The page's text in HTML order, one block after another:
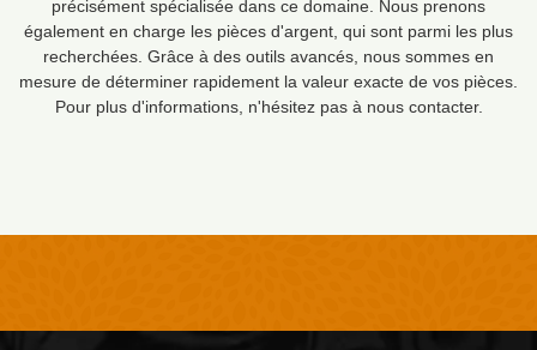
précisément spécialisée dans ce domaine. Nous prenons
également en charge les pièces d'argent, qui sont parmi les plus
recherchées. Grâce à des outils avancés, nous sommes en
mesure de déterminer rapidement la valeur exacte de vos pièces.
Pour plus d'informations, n'hésitez pas à nous contacter.